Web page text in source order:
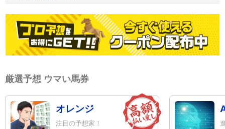
厳選予想 ウマい馬券
オレンジ
注目の予想家！